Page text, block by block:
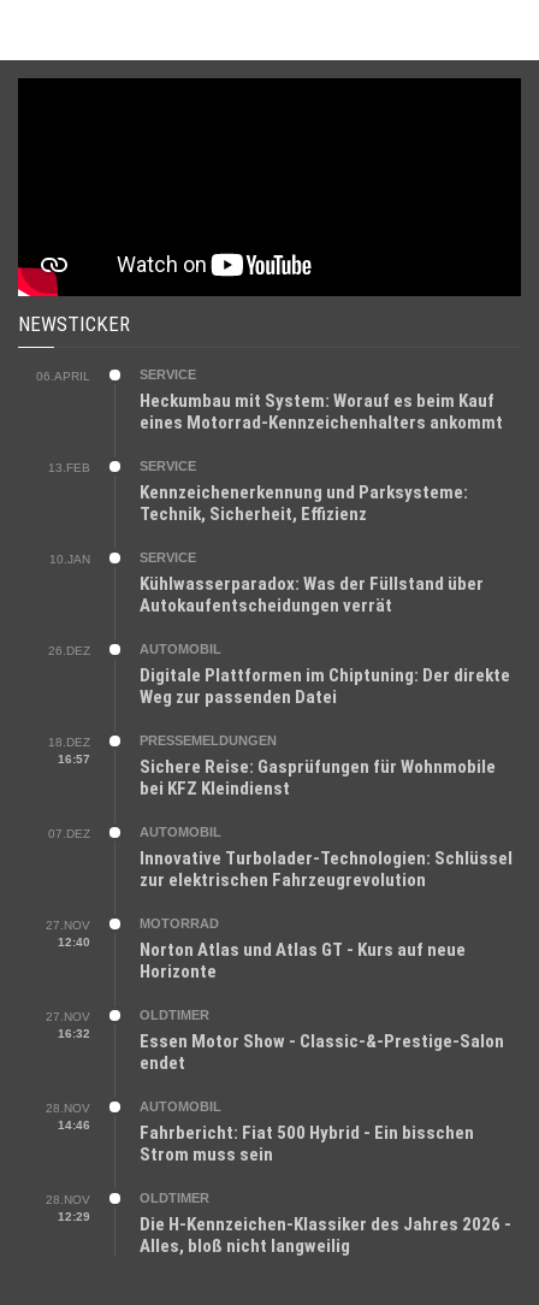
NEWSTICKER
06.APRIL SERVICE
Heckumbau mit System: Worauf es beim Kauf
eines Motorrad-Kennzeichenhalters ankommt
13.FEB SERVICE
Kennzeichenerkennung und Parksysteme:
Technik, Sicherheit, Effizienz
10.JAN SERVICE
Kühlwasserparadox: Was der Füllstand über
Autokaufentscheidungen verrät
26.DEZ AUTOMOBIL
Digitale Plattformen im Chiptuning: Der direkte
Weg zur passenden Datei
18.DEZ
16:57
PRESSEMELDUNGEN
Sichere Reise: Gasprüfungen für Wohnmobile
bei KFZ Kleindienst
07.DEZ AUTOMOBIL
Innovative Turbolader-Technologien: Schlüssel
zur elektrischen Fahrzeugrevolution
27.NOV
12:40
MOTORRAD
Norton Atlas und Atlas GT - Kurs auf neue
Horizonte
27.NOV
16:32
OLDTIMER
Essen Motor Show - Classic-&-Prestige-Salon
endet
28.NOV
14:46
AUTOMOBIL
Fahrbericht: Fiat 500 Hybrid - Ein bisschen
Strom muss sein
28.NOV
12:29
OLDTIMER
Die H-Kennzeichen-Klassiker des Jahres 2026 -
Alles, bloß nicht langweilig